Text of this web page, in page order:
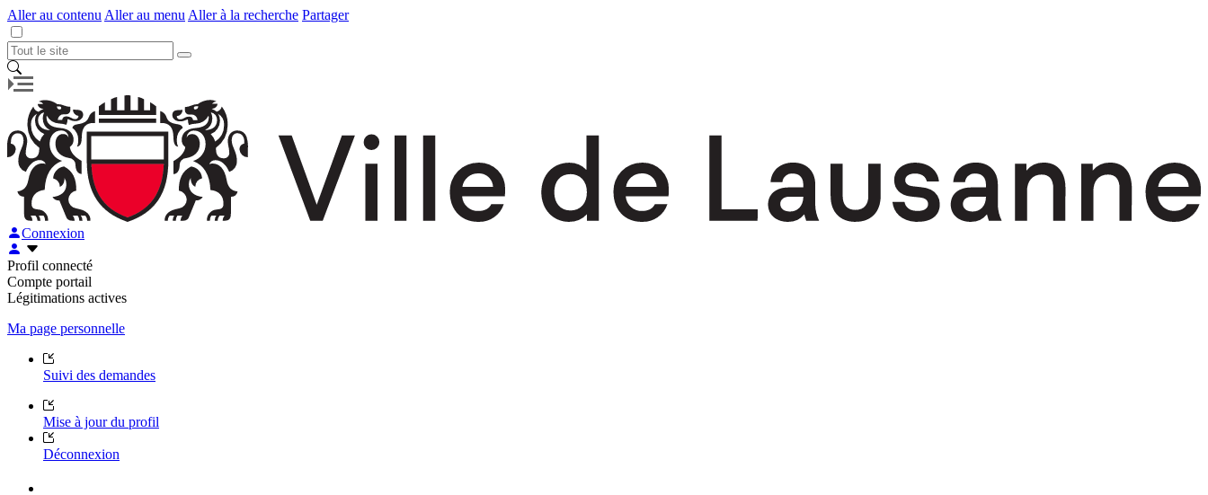
Aller au contenu Aller au menu Aller à la recherche Partager
Connexion
Profil connecté
Compte portail
Légitimations actives
Ma page personnelle
Suivi des demandes
Mise à jour du profil
Déconnexion